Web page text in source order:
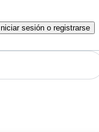
Iniciar sesión o registrarse